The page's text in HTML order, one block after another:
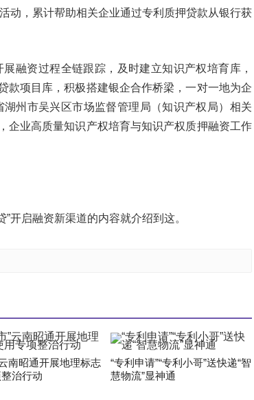
动，累计帮助相关企业通过专利质押贷款从银行获
融资过程全链跟踪，及时建立知识产权培育库，
款项目库，积极搭建银企合作桥梁，一对一地为企
州市吴兴区市场监督管理局（知识产权局）相关
企业高质量知识产权培育与知识产权质押融资工作
”开启融资新渠道的内容就介绍到这。
南昭通开展地理标志
治行动
“专利申请”“专利小哥”送快递“智
慧物流”显神通